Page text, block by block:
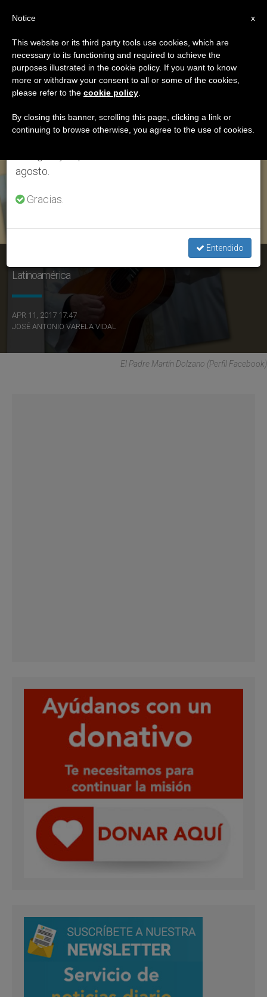
ETIQUETA
Posts Tagged
‘entrevista Paulinos’
ÚLTIMAS NOTICIAS
Los paulinos refuerzan su presencia en el Cono Sur de
Latinoamérica
APR 11, 2017 17:47
JOSÉ ANTONIO VARELA VIDAL
El Padre Martín Dolzano (Perfil Facebook)
×
Aviso importante
Del 27 de julio al 7 de agosto haremos la pausa
anual, aprovechando que en el periodo de verano
se generan menos informaciones y también el
agosto.
Gracias.
Entendido
x
Notice
This website or its third party tools use cookies, which are
necessary to its functioning and required to achieve the
purposes illustrated in the cookie policy. If you want to know
more or withdraw your consent to all or some of the cookies,
please refer to the cookie policy
By closing this banner, scrolling this page, clicking a link or
continuing to browse otherwise, you agree to the use of cookies.